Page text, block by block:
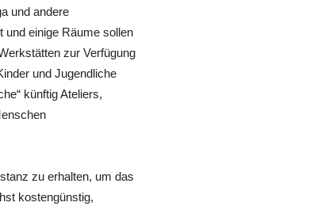
und andere
und einige Räume sollen
zur Verfügung
und Jugendliche
künftig Ateliers,
zu erhalten, um das
kostengünstig,